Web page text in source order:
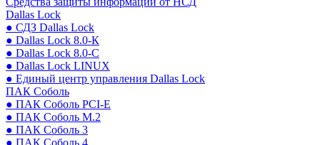
Dallas Lock
● СДЗ Dallas Lock
● Dallas Lock 8.0-К
● Dallas Lock 8.0-С
● Dallas Lock LINUX
● Единый центр управления Dallas Lock
ПАК Соболь
● ПАК Соболь PCI-E
● ПАК Соболь М.2
● ПАК Соболь 3
● ПАК Соболь 4